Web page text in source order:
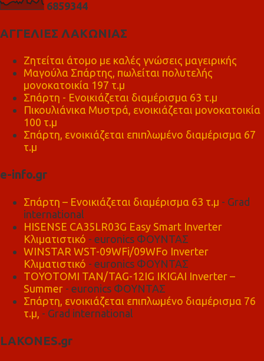
6859344
ΑΓΓΕΛΙΕΣ ΛΑΚΩΝΙΑΣ
Ζητείται άτομο με καλές γνώσεις μαγειρικής
Μαγούλα Σπάρτης, πωλείται πολυτελής
μονοκατοικία 197 τ.μ
Σπάρτη - Ενοικιάζεται διαμέρισμα 63 τ.μ
Πικουλιάνικα Μυστρά, ενοικιάζεται μονοκατοικία
100 τ.μ
Σπάρτη, ενοικιάζεται επιπλωμένο διαμέρισμα 67
τ.μ
e-info.gr
Σπάρτη – Ενοικιάζεται διαμέρισμα 63 τ.μ - Grad
international
HISENSE CA35LR03G Easy Smart Inverter
Κλιματιστικό - euronics ΦΟΥΝΤΑΣ
WINSTAR WST-09WFi/09WFo Inverter
Κλιματιστικό - euronics ΦΟΥΝΤΑΣ
TOYOTOMI TAN/TAG-12IG IKIGAI Inverter –
Summer - euronics ΦΟΥΝΤΑΣ
Σπάρτη, ενοικιάζεται επιπλωμένο διαμέρισμα 76
τ.μ, - Grad international
LAKONES.gr